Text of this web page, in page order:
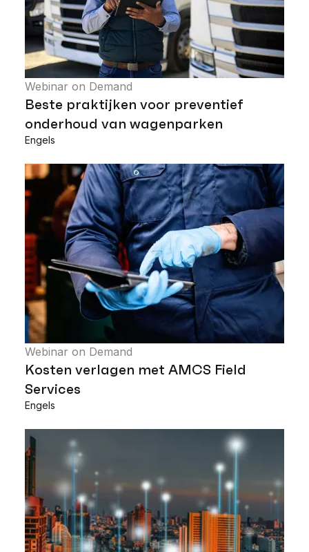
Webinar on Demand
Beste praktijken voor preventief
onderhoud van wagenparken
Engels
Webinar on Demand
Kosten verlagen met AMCS Field
Services
Engels